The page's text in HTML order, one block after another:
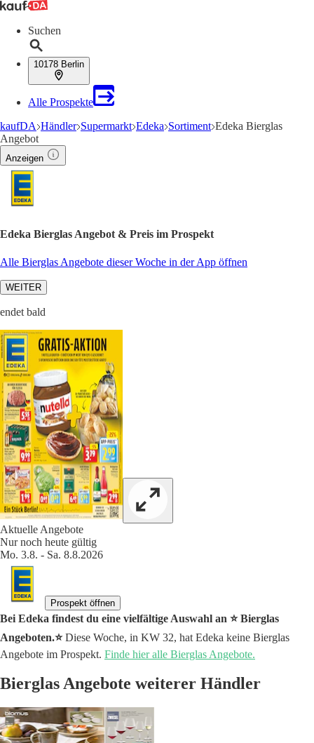
Suchen
10178 Berlin
Alle Prospekte
kaufDA Händler Supermarkt Edeka Sortiment Edeka Bierglas
Angebot
Anzeigen
Edeka Bierglas Angebot & Preis im Prospekt
Alle Bierglas Angebote dieser Woche in der App öffnen
WEITER
endet bald
Aktuelle Angebote
Nur noch heute gültig
Mo. 3.8. - Sa. 8.8.2026
Prospekt öffnen
Bei Edeka findest du eine vielfältige Auswahl an ⭐️ Bierglas
Angeboten.⭐️Diese Woche, in KW 32, hat Edeka keine Bierglas
Angebote im Prospekt. Finde hier alle Bierglas Angebote.
Bierglas Angebote weiterer Händler